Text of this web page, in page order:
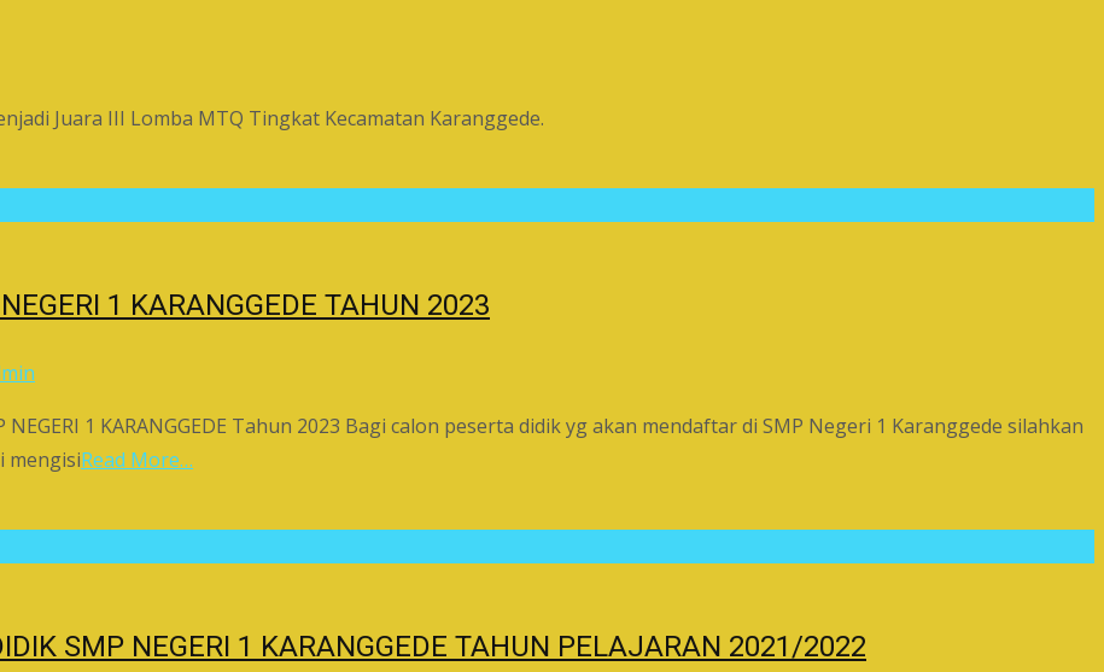
Juara III Lomba MTQ Tingkat Kecamatan Karanggede.
1 KARANGGEDE TAHUN 2023
1 KARANGGEDE Tahun 2023 Bagi calon peserta didik yg akan mendaftar di SMP Negeri 1 Karanggede silahkan
mengisiRead More…
SMP NEGERI 1 KARANGGEDE TAHUN PELAJARAN 2021/2022